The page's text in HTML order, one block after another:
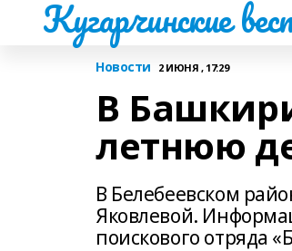
Кугарчинские
Новости 2 ИЮНЯ , 17:29
В
летнюю
В Белебеевском
Яковлевой.
поискового отряда